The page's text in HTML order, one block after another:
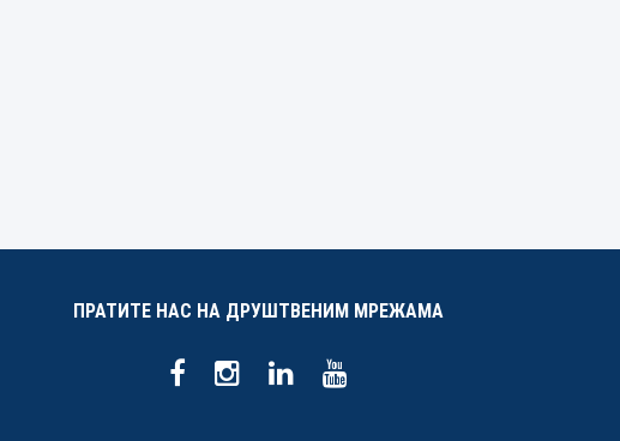
ПРАТИТЕ НАС НА ДРУШТВЕНИМ МРЕЖАМА